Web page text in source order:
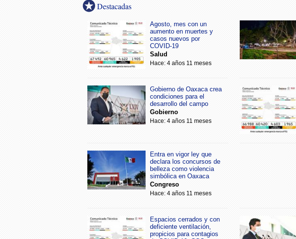
Destacadas
Agosto, mes con un
aumento en muertes y
casos nuevos por
COVID-19
Salud
Hace: 4 años 11 meses
Gobierno de Oaxaca crea
condiciones para el
desarrollo del campo
Gobierno
Hace: 4 años 11 meses
Entra en vigor ley que
declara los concursos de
belleza como violencia
simbólica en Oaxaca
Congreso
Hace: 4 años 11 meses
Espacios cerrados y con
deficiente ventilación,
propicios para contagios